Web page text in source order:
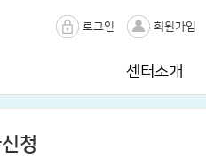
로그인 회원가입
센터소개
청